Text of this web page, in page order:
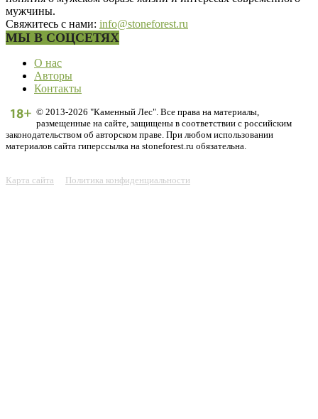
мужчины.
Свяжитесь с нами: info@stoneforest.ru
МЫ В СОЦСЕТЯХ
О нас
Авторы
Контакты
© 2013-2026 "Каменный Лес". Все права на материалы,
размещенные на сайте, защищены в соответствии с российским
законодательством об авторском праве. При любом использовании
материалов сайта гиперссылка на stoneforest.ru обязательна.
Карта сайта Политика конфиденциальности